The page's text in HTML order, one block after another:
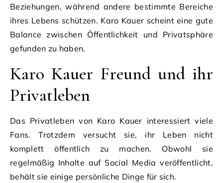
Beziehungen, während andere bestimmte Bereiche
ihres Lebens schützen. Karo Kauer scheint eine gute
Balance zwischen Öffentlichkeit und Privatsphäre
gefunden zu haben.
Karo Kauer Freund und ihr
Privatleben
Das Privatleben von Karo Kauer interessiert viele
Fans. Trotzdem versucht sie, ihr Leben nicht
komplett öffentlich zu machen. Obwohl sie
regelmäßig Inhalte auf Social Media veröffentlicht,
behält sie einige persönliche Dinge für sich.